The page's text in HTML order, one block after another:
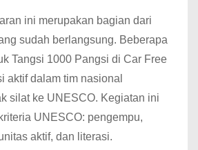
ini merupakan bagian dari
sudah berlangsung. Beberapa
Tangsi 1000 Pangsi di Car Free
aktif dalam tim nasional
silat ke UNESCO. Kegiatan ini
UNESCO: pengempu,
aktif, dan literasi.